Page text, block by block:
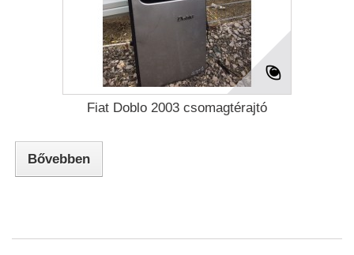
Fiat Doblo 2003 csomagtérajtó
Bővebben